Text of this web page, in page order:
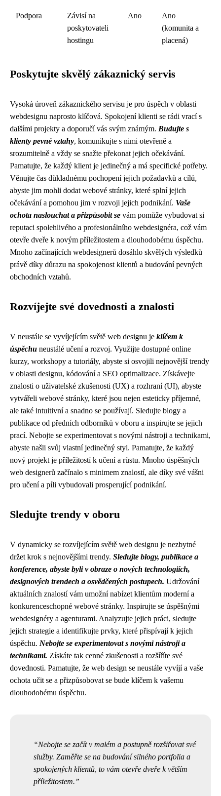
Podpora
Závisí na
poskytovateli
hostingu
Ano
Ano
(komunita a
placená)
Poskytujte skvělý zákaznický servis
Vysoká úroveň zákaznického servisu je pro úspěch v oblasti
webdesignu naprosto klíčová. Spokojení klienti se rádi vrací s
dalšími projekty a doporučí vás svým známým. Budujte s
klienty pevné vztahy, komunikujte s nimi otevřeně a
srozumitelně a vždy se snažte překonat jejich očekávání.
Pamatujte, že každý klient je jedinečný a má specifické potřeby.
Věnujte čas důkladnému pochopení jejich požadavků a cílů,
abyste jim mohli dodat webové stránky, které splní jejich
očekávání a pomohou jim v rozvoji jejich podnikání. Vaše
ochota naslouchat a přizpůsobit se vám pomůže vybudovat si
reputaci spolehlivého a profesionálního webdesignéra, což vám
otevře dveře k novým příležitostem a dlouhodobému úspěchu.
Mnoho začínajících webdesignerů dosáhlo skvělých výsledků
právě díky důrazu na spokojenost klientů a budování pevných
obchodních vztahů.
Rozvíjejte své dovednosti a znalosti
V neustále se vyvíjejícím světě web designu je klíčem k
úspěchu neustálé učení a rozvoj. Využijte dostupné online
kurzy, workshopy a tutoriály, abyste si osvojili nejnovější trendy
v oblasti designu, kódování a SEO optimalizace. Získávejte
znalosti o uživatelské zkušenosti (UX) a rozhraní (UI), abyste
vytvářeli webové stránky, které jsou nejen esteticky příjemné,
ale také intuitivní a snadno se používají. Sledujte blogy a
publikace od předních odborníků v oboru a inspirujte se jejich
prací. Nebojte se experimentovat s novými nástroji a technikami,
abyste našli svůj vlastní jedinečný styl. Pamatujte, že každý
nový projekt je příležitostí k učení a růstu. Mnoho úspěšných
web designerů začínalo s minimem znalostí, ale díky své vášni
pro učení a píli vybudovali prosperující podnikání.
Sledujte trendy v oboru
V dynamicky se rozvíjejícím světě web designu je nezbytné
držet krok s nejnovějšími trendy. Sledujte blogy, publikace a
konference, abyste byli v obraze o nových technologiích,
designových trendech a osvědčených postupech. Udržování
aktuálních znalostí vám umožní nabízet klientům moderní a
konkurenceschopné webové stránky. Inspirujte se úspěšnými
webdesignéry a agenturami. Analyzujte jejich práci, sledujte
jejich strategie a identifikujte prvky, které přispívají k jejich
úspěchu. Nebojte se experimentovat s novými nástroji a
technikami. Získáte tak cenné zkušenosti a rozšíříte své
dovednosti. Pamatujte, že web design se neustále vyvíjí a vaše
ochota učit se a přizpůsobovat se bude klíčem k vašemu
dlouhodobému úspěchu.
Nebojte se začít v malém a postupně rozšiřovat své
služby. Zaměřte se na budování silného portfolia a
spokojených klientů, to vám otevře dveře k větším
příležitostem.